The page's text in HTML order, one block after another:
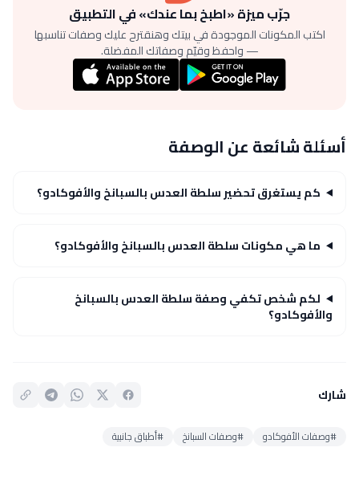
جرّب ميزة «اطبخ بما عندك» في التطبيق
اكتب المكونات الموجودة في بيتك وهنقترح عليك وصفات تناسبها
— واحفظ وقيّم وصفاتك المفضلة.
أسئلة شائعة عن الوصفة
كم يستغرق تحضير سلطة العدس بالسبانخ والأفوكادو؟
ما هي مكونات سلطة العدس بالسبانخ والأفوكادو؟
لكم شخص تكفي وصفة سلطة العدس بالسبانخ
والأفوكادو؟
شارك
#وصفات الأفوكادو #وصفات السبانخ #أطباق جانبية